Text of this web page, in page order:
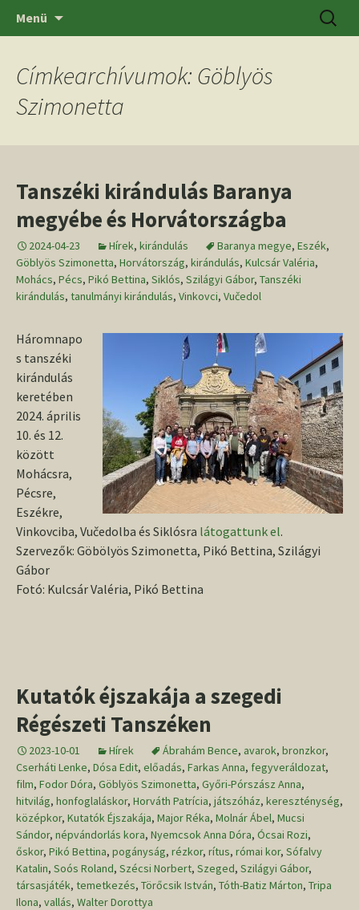
SZTE BTK Régészeti Tanszék
Menü
Címkearchívumok: Göblyös
Szimonetta
Tanszéki kirándulás Baranya
megyébe és Horvátországba
2024-04-23 Hírek, kirándulás Baranya megye, Eszék,
Göblyös Szimonetta, Horvátország, kirándulás, Kulcsár Valéria,
Mohács, Pécs, Pikó Bettina, Siklós, Szilágyi Gábor, Tanszéki
kirándulás, tanulmányi kirándulás, Vinkovci, Vučedol
Háromnapo
s tanszéki
kirándulás
keretében
2024. április
10. és 12.
között
Mohácsra,
Pécsre,
Eszékre,
Vinkovciba, Vučedolba és Siklósra látogattunk el.
Szervezők: Göbölyös Szimonetta, Pikó Bettina, Szilágyi
Gábor
Fotó: Kulcsár Valéria, Pikó Bettina
Kutatók éjszakája a szegedi
Régészeti Tanszéken
2023-10-01 Hírek Ábrahám Bence, avarok, bronzkor,
Cserháti Lenke, Dósa Edit, előadás, Farkas Anna, fegyveráldozat,
film, Fodor Dóra, Göblyös Szimonetta, Győri-Pórszász Anna,
hitvilág, honfoglaláskor, Horváth Patrícia, játszóház, kereszténység,
középkor, Kutatók Éjszakája, Major Réka, Molnár Ábel, Mucsi
Sándor, népvándorlás kora, Nyemcsok Anna Dóra, Ócsai Rozi,
őskor, Pikó Bettina, pogányság, rézkor, rítus, római kor, Sófalvy
Katalin, Soós Roland, Szécsi Norbert, Szeged, Szilágyi Gábor,
társasjáték, temetkezés, Törőcsik István, Tóth-Batiz Márton, Tripa
Ilona, vallás, Walter Dorottya